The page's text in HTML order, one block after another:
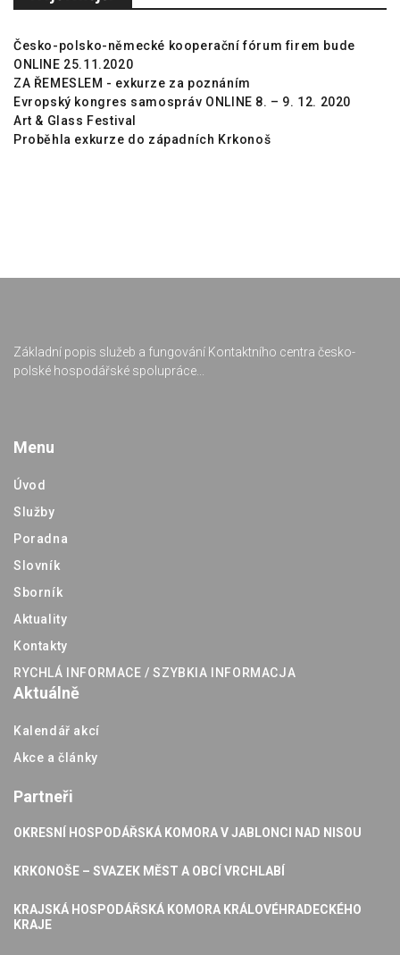
Česko-polsko-německé kooperační fórum firem bude
ONLINE 25.11.2020
ZA ŘEMESLEM - exkurze za poznáním
Evropský kongres samospráv ONLINE 8. – 9. 12. 2020
Art & Glass Festival
Proběhla exkurze do západních Krkonoš
Základní popis služeb a fungování Kontaktního centra česko-
polské hospodářské spolupráce...
Menu
Úvod
Služby
Poradna
Slovník
Sborník
Aktuality
Kontakty
RYCHLÁ INFORMACE / SZYBKIA INFORMACJA
Aktuálně
Kalendář akcí
Akce a články
Partneři
OKRESNÍ HOSPODÁŘSKÁ KOMORA V JABLONCI NAD NISOU
KRKONOŠE – SVAZEK MĚST A OBCÍ VRCHLABÍ
KRAJSKÁ HOSPODÁŘSKÁ KOMORA KRÁLOVÉHRADECKÉHO
KRAJE